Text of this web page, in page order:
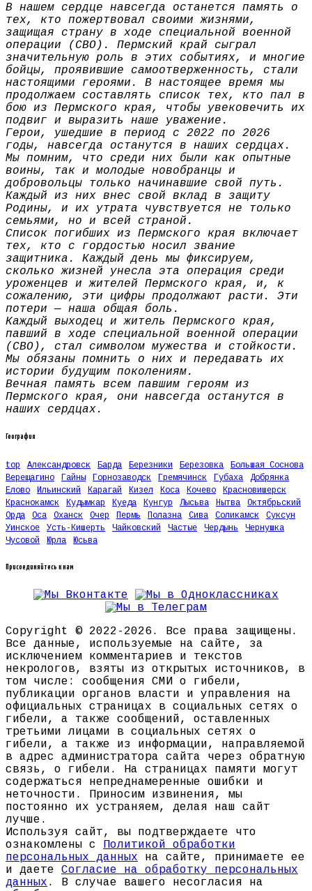
В нашем сердце навсегда останется память о
тех, кто пожертвовал своими жизнями,
защищая страну в ходе специальной военной
операции (СВО). Пермский край сыграл
значительную роль в этих событиях, и многие
бойцы, проявившие самоотверженность, стали
настоящими героями. В настоящее время мы
продолжаем составлять список тех, кто пал в
бою из Пермского края, чтобы увековечить их
подвиг и выразить наше уважение.
Герои, ушедшие в период с 2022 по 2026
годы, навсегда останутся в наших сердцах.
Мы помним, что среди них были как опытные
воины, так и молодые новобранцы и
добровольцы только начинавшие свой путь.
Каждый из них внес свой вклад в защиту
Родины, и их утрата чувствуется не только
семьями, но и всей страной.
Список погибших из Пермского края включает
тех, кто с гордостью носил звание
защитника. Каждый день мы фиксируем,
сколько жизней унесла эта операция среди
уроженцев и жителей Пермского края, и, к
сожалению, эти цифры продолжают расти. Эти
потери — наша общая боль.
Каждый выходец и житель Пермского края,
павший в ходе специальной военной операции
(СВО), стал символом мужества и стойкости.
Мы обязаны помнить о них и передавать их
истории будущим поколениям.
Вечная память всем павшим героям из
Пермского края, они навсегда останутся в
наших сердцах.
География
top Александровск Барда Березники Березовка
Большая Соснова
Верещагино
Гайны Горнозаводск Гремячинск Губаха
Добрянка
Елово
Ильинский Карагай Кизел Коса Кочево
Красновишерск
Краснокамск
Кудымкар Куеда Кунгур Лысьва Нытва
Октябрьский
Орда
Оса Оханск Очер Пермь Полазна Сива Соликамск
Суксун
Уинское
Усть-Кишерть Чайковский Частые Чердынь
Чернушка
Чусовой
Юрла Юсьва
Присоединяйтесь к нам
Copyright © 2022-2026. Все права защищены.
Все данные, используемые на сайте, за
исключением комментариев и текстов
некрологов, взяты из открытых источников, в
том числе: сообщения СМИ о гибели,
публикации органов власти и управления на
официальных страницах в социальных сетях о
гибели, а также сообщений, оставленных
третьими лицами в социальных сетях о
гибели, а также из информации, направляемой
в адрес администратора сайта через обратную
связь, о гибели. На страницах памяти могут
содержаться непреднамеренные ошибки и
неточности. Приносим извинения, мы
постоянно их устраняем, делая наш сайт
лучше.
Используя сайт, вы подтверждаете что
ознакомлены с Политикой обработки
персональных данных на сайте, принимаете ее
и даете Согласие на обработку персональных
данных . В случае вашего несогласия на